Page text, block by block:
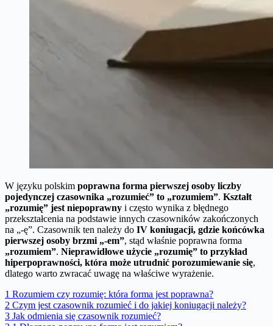
W języku polskim poprawna forma pierwszej osoby liczby
pojedynczej czasownika „rozumieć” to „rozumiem”. Kształt
„rozumię” jest niepoprawny i często wynika z błędnego
przekształcenia na podstawie innych czasowników zakończonych
na „-ę”. Czasownik ten należy do IV koniugacji, gdzie końcówka
pierwszej osoby brzmi „-em”, stąd właśnie poprawna forma
„rozumiem”. Nieprawidłowe użycie „rozumię” to przykład
hiperpoprawności, która może utrudnić porozumiewanie się,
dlatego warto zwracać uwagę na właściwe wyrażenie.
1 Rozumiem czy rozumię: która forma jest poprawna?
2 Czym jest czasownik rozumieć i do jakiej koniugacji należy?
3 Jak odmienia się czasownik rozumieć?